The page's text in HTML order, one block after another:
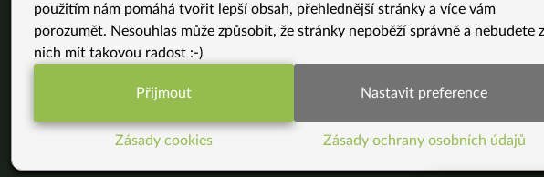
Živý kurz vaření v Brně 25. 8. 2026
Přestaňte bojovat samy se sebou
10 tipů, jak zpracovat letní jablíčka
Už vás unavuje, že někdo pořád řeší, jak byste
Pět kilo mít a nemít je podstatný rozdíl!
Jak podpořit své zdraví v srpnu
Jak vařit a připravovat
způsobů)
Už máte vánoční stromeček?
něj starat, aby co nejdéle
Dlouhodobý průjem a jeho
Máte pádný důvod jít do
nemáte na to?
použitím nám pomáhá tvořit lepší obsah, přehlednější stránky a více vám
porozumět. Nesouhlas může způsobit, že stránky nepoběží správně a nebudete z
nich mít takovou radost :-)
Přijmout Nastavit preference
Zásady cookies Zásady ochrany osobních údajů